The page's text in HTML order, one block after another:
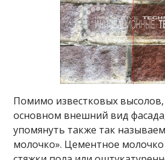
Помимо известковых
основном внешний вид
упомянуть также так
молочко». Цементное